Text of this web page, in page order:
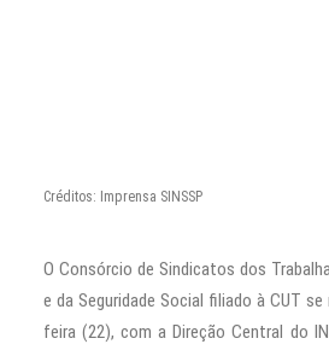
Créditos: Imprensa SINSSP
O Consórcio de Sindicatos dos
e da Seguridade Social filiado à CUT
feira (22), com a Direção Central do